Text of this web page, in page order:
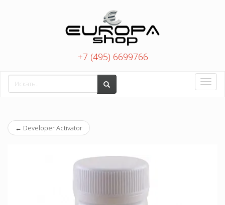
+7 (495) 6699766
Toggle
← Developer Activator